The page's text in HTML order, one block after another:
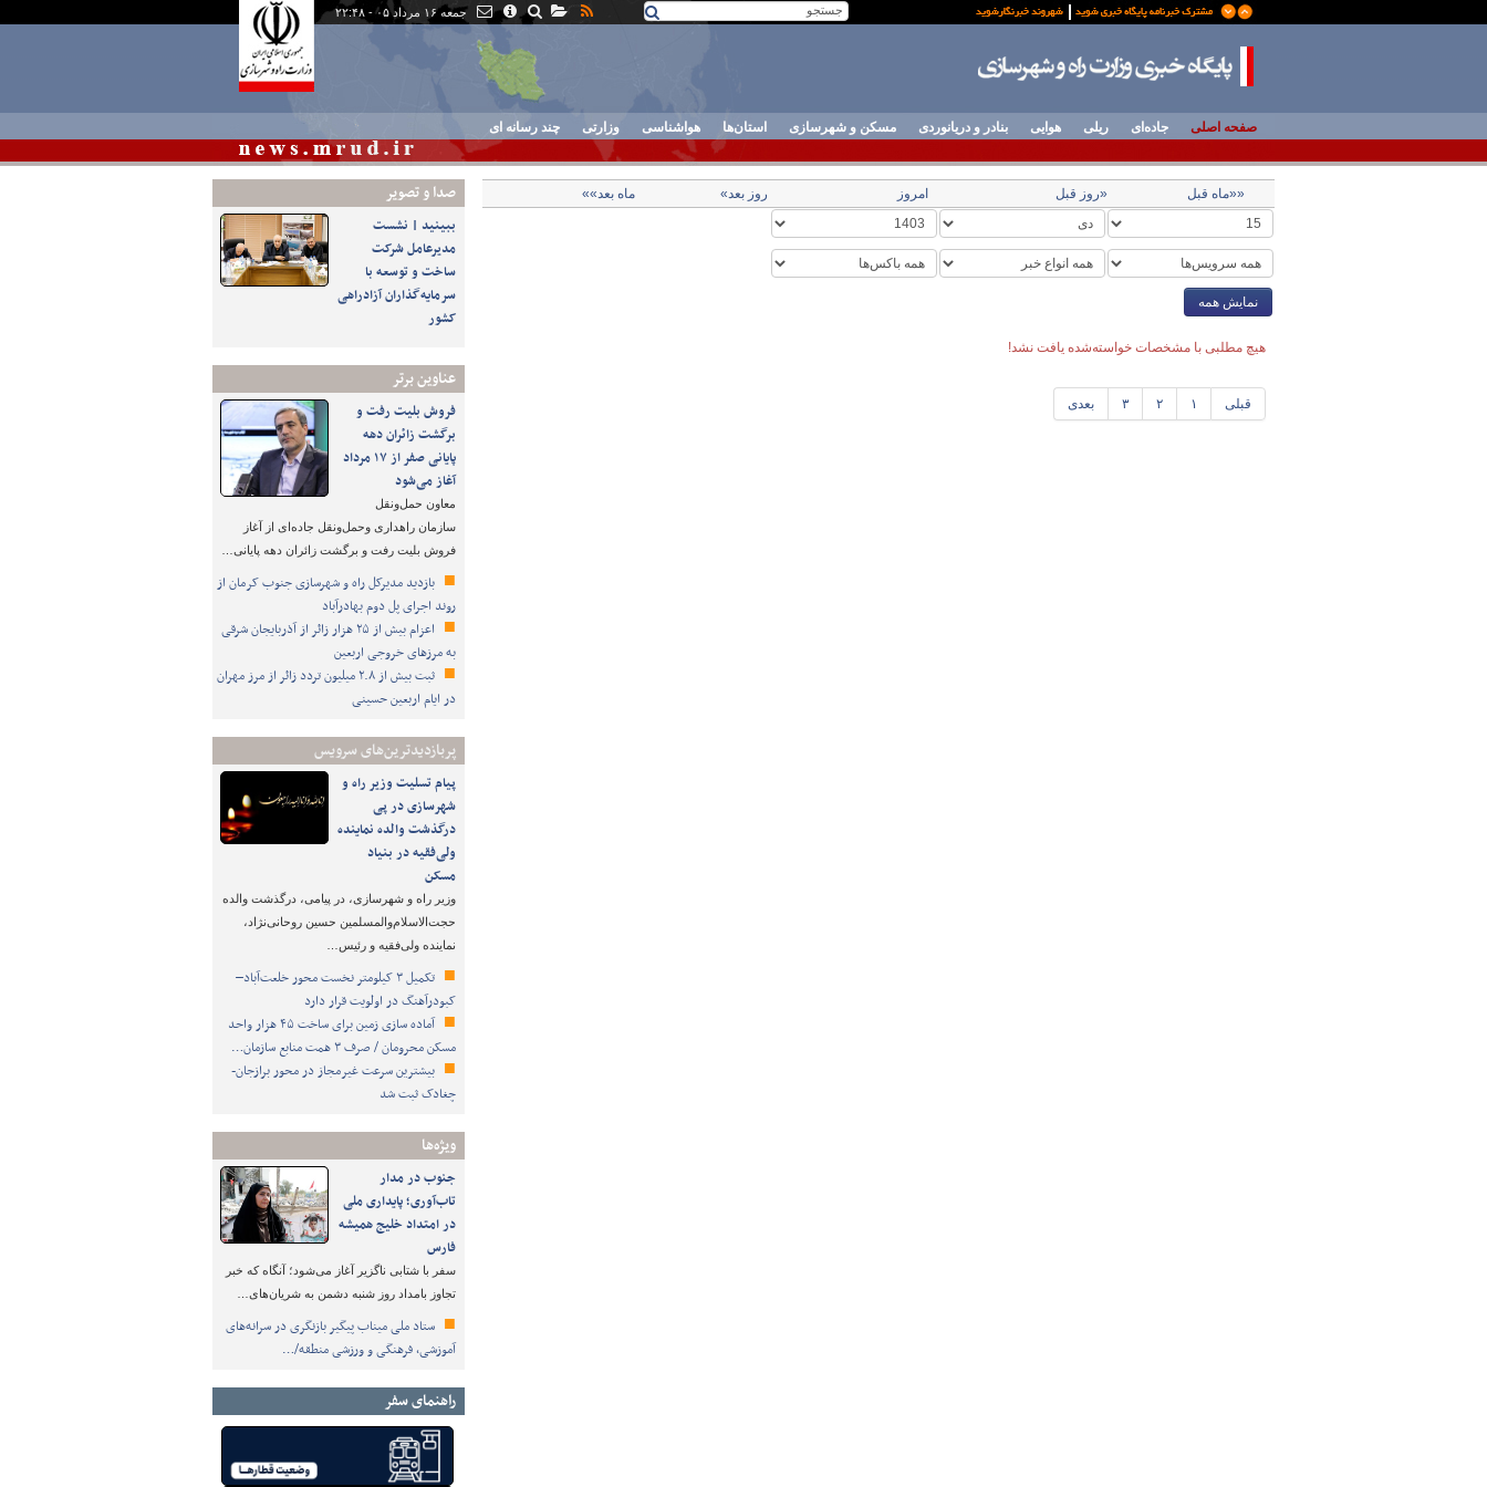
جمعه ۱۶ مرداد ۰۵ - ۲۲:۴۸
صفحه اصلی جاده‌ای ریلی هوایی بنادر و دریانوردی مسکن و شهرسازی استان‌ها هواشناسی وزارتی چند رسانه ای
صدا و تصوير
ببینید | نشست
مدیرعامل شرکت
ساخت و توسعه با
سرمایه‌گذاران آزادراهی
کشور
عناوین برتر
فروش بلیت رفت و
برگشت زائران دهه
پایانی صفر از ۱۷ مرداد
آغاز می‌شود
معاون حمل‌ونقل
سازمان راهداری وحمل‌ونقل جاده‌ای از آغاز
فروش بلیت رفت و برگشت زائران دهه پایانی…
بازدید مدیرکل راه و شهرسازی جنوب کرمان از
روند اجرای پل دوم بهادرآباد
اعزام بیش از ۲۵ هزار زائر از آذربایجان شرقی
به مرزهای خروجی اربعین
ثبت بیش از ۲.۸ میلیون تردد زائر از مرز مهران
در ایام اربعین حسینی
پربازدیدترین‌های سرویس
پیام تسلیت وزیر راه و
شهرسازی در پی
درگذشت والده نماینده
ولی‌فقیه در بنیاد
مسکن
وزیر راه و شهرسازی، در پیامی، درگذشت والده
حجت‌الاسلام‌والمسلمین حسین روحانی‌نژاد،
نماینده ولی‌فقیه و رئیس…
تکمیل ۳ کیلومتر نخست محور خلعت‌آباد–
کبودرآهنگ در اولویت قرار دارد
آماده سازی زمین برای ساخت ۴۵ هزار واحد
مسکن محرومان / صرف ۳ همت منابع سازمان…
بیشترین سرعت غیرمجاز در محور برازجان-
چغادک ثبت شد
ویژه‌ها
جنوب در مدار
تاب‌آوری؛ پایداری ملی
در امتداد خلیج همیشه
فارس
سفر با شتابی ناگزیر آغاز می‌شود؛ آنگاه که خبر
تجاوز بامداد روز شنبه دشمن به شریان‌های…
ستاد ملی میناب پیگیر بازنگری در سرانه‌های
آموزشی، فرهنگی و ورزشی منطقه/…
راهنمای سفر
««ماه قبل «روز قبل امروز روز بعد» ماه بعد»»
نمایش همه
هیچ مطلبی با مشخصات خواسته‌شده یافت نشد!
قبلی ۱ ۲ ۳ بعدی